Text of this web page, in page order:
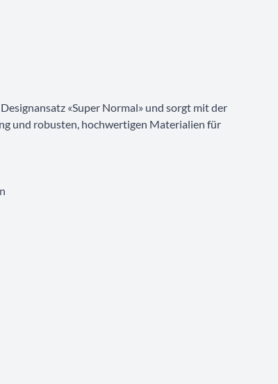
«Super Normal» und sorgt mit der
und robusten, hochwertigen Materialien für